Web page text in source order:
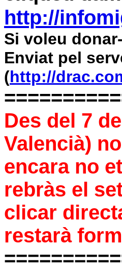
http://
Si voleu
Enviat pel
(http://
Des del 7
Valencià)
encara no
rebràs el
clicar
restarà